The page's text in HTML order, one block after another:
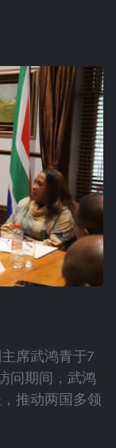
席武鸿青于7
问期间，武鸿
推动两国多领